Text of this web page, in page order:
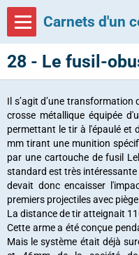
28 - Le fusil-
Il s’agit d’une transformation
crosse métallique équipée
permettant le tir à l'épaulé et
mm tirant une munition
par une cartouche de fusil
standard est très intéressante
devait donc encaisser
premiers projectiles avec
La distance de tir atteignait
Cette arme a été conçue
Mais le système était déjà